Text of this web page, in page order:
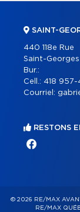
SAINT-
440 118e Rue
Saint-
Bur.:
Cell.: 418
Courriel:
RESTONS
© 2026 RE/MAX
RE/MAX